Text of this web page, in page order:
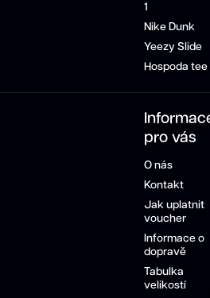
1
Nike Dunk
Yeezy Slide
Hospoda tee
pro vás
O nás
Kontakt
Jak uplatnit
voucher
Informace o
dopravě
Tabulka
velikostí